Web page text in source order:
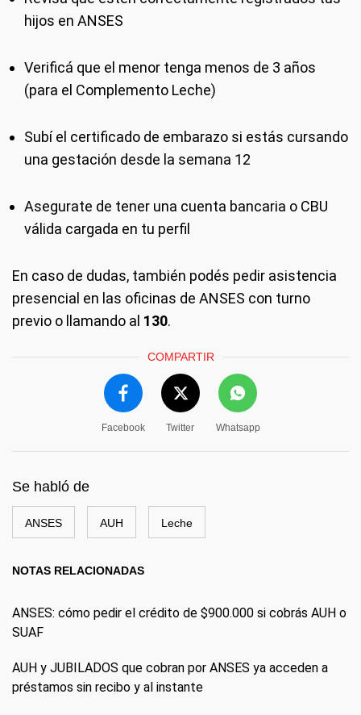
hijos en ANSES
Verificá que el menor tenga menos de 3 años
(para el Complemento Leche)
Subí el certificado de embarazo si estás cursando
una gestación desde la semana 12
Asegurate de tener una cuenta bancaria o CBU
válida cargada en tu perfil
En caso de dudas, también podés pedir asistencia
presencial en las oficinas de ANSES con turno
previo o llamando al 130.
COMPARTIR
Facebook Twitter Whatsapp
Se habló de
ANSES AUH Leche
NOTAS RELACIONADAS
ANSES: cómo pedir el crédito de $900.000 si cobrás AUH o
SUAF
AUH y JUBILADOS que cobran por ANSES ya acceden a
préstamos sin recibo y al instante